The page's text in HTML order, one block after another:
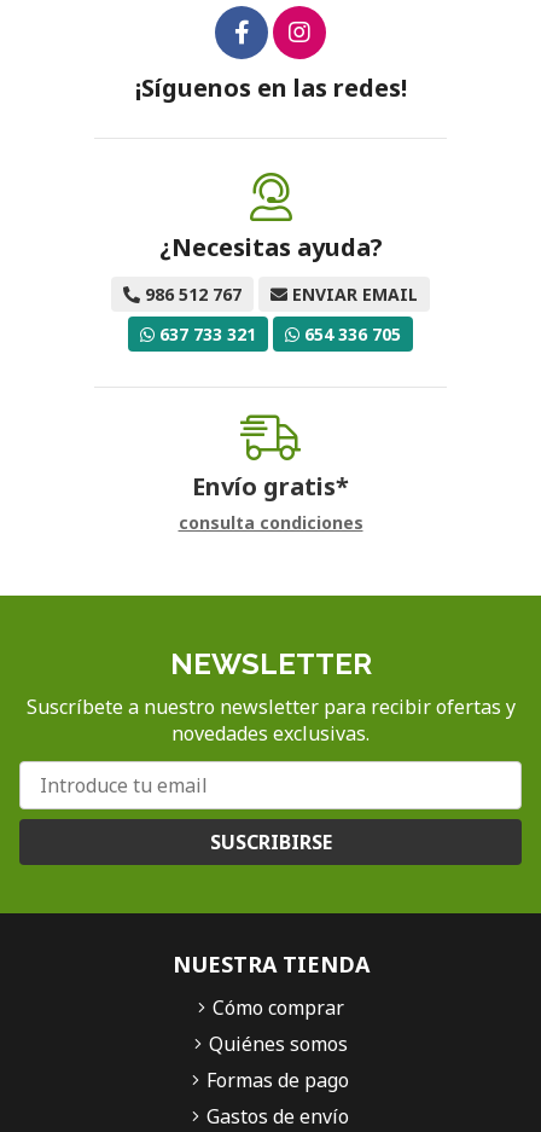
¡Síguenos en las redes!
¿Necesitas ayuda?
986 512 767
ENVIAR EMAIL
637 733 321
654 336 705
Envío gratis*
consulta condiciones
NEWSLETTER
Suscríbete a nuestro newsletter para recibir ofertas y
novedades exclusivas.
SUSCRIBIRSE
NUESTRA TIENDA
Cómo comprar
Quiénes somos
Formas de pago
Gastos de envío